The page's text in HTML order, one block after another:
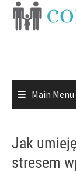
Skip
Main Menu
Jak
stresem